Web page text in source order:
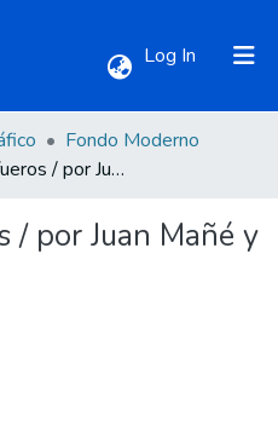
Log In (current)
Fondo Moderno
La paz y los fueros / por Juan Mañé y Flaquer.
/ por Juan Mañé y